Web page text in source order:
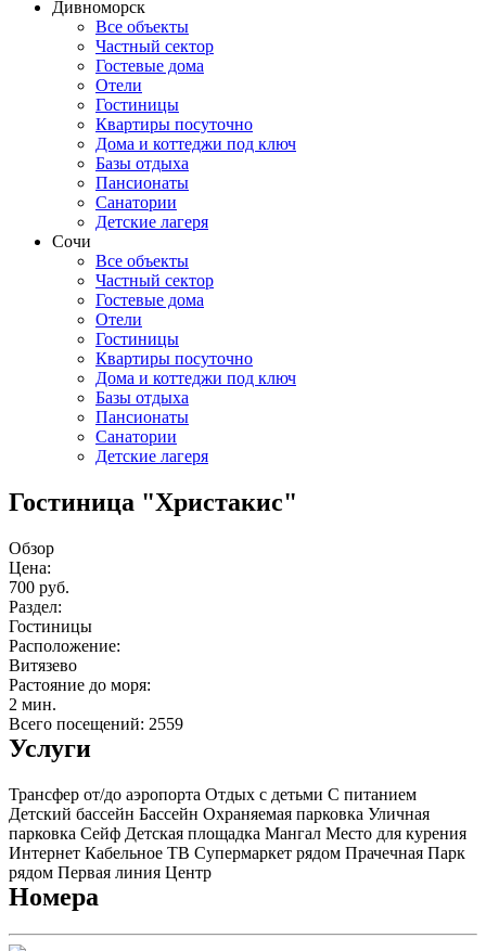
Дивноморск
Все объекты
Частный сектор
Гостевые дома
Отели
Гостиницы
Квартиры посуточно
Дома и коттеджи под ключ
Базы отдыха
Пансионаты
Санатории
Детские лагеря
Сочи
Все объекты
Частный сектор
Гостевые дома
Отели
Гостиницы
Квартиры посуточно
Дома и коттеджи под ключ
Базы отдыха
Пансионаты
Санатории
Детские лагеря
Гостиница "Христакис"
Обзор
Цена:
700 руб.
Раздел:
Гостиницы
Расположение:
Витязево
Растояние до моря:
2 мин.
Всего посещений: 2559
Услуги
Трансфер от/до аэропорта Отдых с детьми С питанием
Детский бассейн Бассейн Охраняемая парковка Уличная
парковка Сейф Детская площадка Мангал Место для курения
Интернет Кабельное ТВ Супермаркет рядом Прачечная Парк
рядом Первая линия Центр
Номера